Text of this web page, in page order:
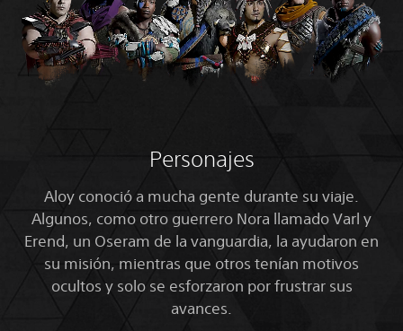
Personajes
Aloy conoció a mucha gente durante su viaje.
Algunos, como otro guerrero Nora llamado Varl y
Erend, un Oseram de la vanguardia, la ayudaron en
su misión, mientras que otros tenían motivos
ocultos y solo se esforzaron por frustrar sus
avances.